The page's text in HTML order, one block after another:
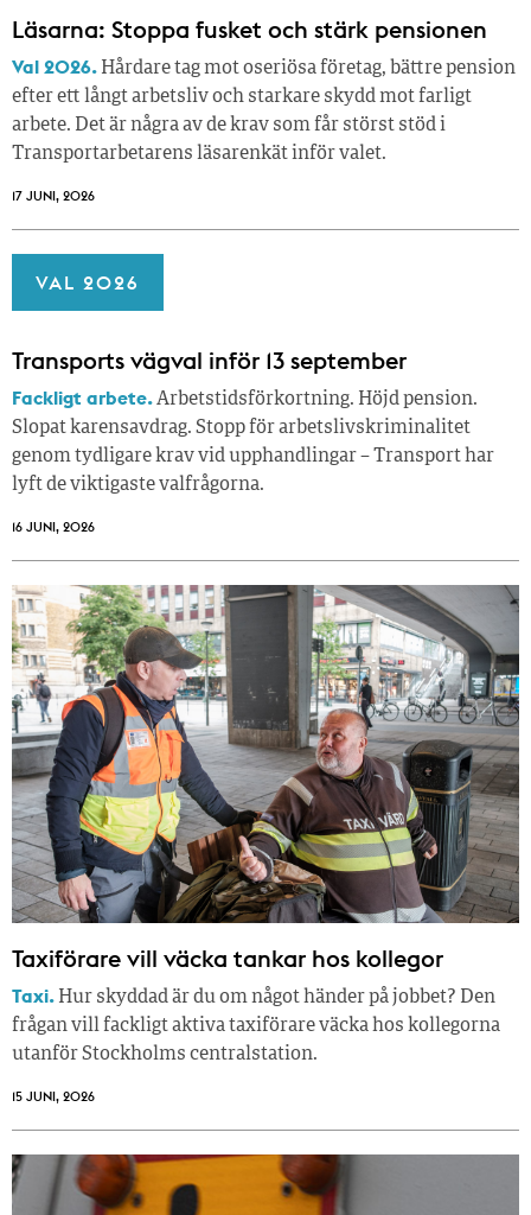
Läsarna: Stoppa fusket och stärk pensionen
Val 2026. Hårdare tag mot oseriösa företag, bättre pension
efter ett långt arbetsliv och starkare skydd mot farligt
arbete. Det är några av de krav som får störst stöd i
Transportarbetarens läsar­enkät inför valet.
17 JUNI, 2026
VAL 2026
Transports vägval inför 13 september
Fackligt arbete.Arbetstidsförkortning. Höjd pension.
Slopat karensavdrag. Stopp för arbetslivskriminalitet
genom tydligare krav vid upphandlingar – Transport har
lyft de viktigaste valfrågorna.
16 JUNI, 2026
Taxiförare vill väcka tankar hos kollegor
Taxi. Hur skyddad är du om något händer på jobbet? Den
frågan vill fackligt aktiva taxiförare väcka hos kollegorna
utanför Stockholms centralstation.
15 JUNI, 2026